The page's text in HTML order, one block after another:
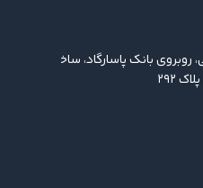
بانک پاسارگاد، ساختمان
۲۹۲